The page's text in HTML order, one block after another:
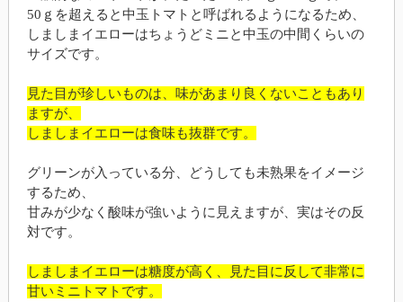
50ｇを超えると中玉トマトと呼ばれるようになるため、
しましまイエローはちょうどミニと中玉の中間くらいの
サイズです。
見た目が珍しいものは、味があまり良くないこともあり
ますが、
しましまイエローは食味も抜群です。
グリーンが入っている分、どうしても未熟果をイメージ
するため、
甘みが少なく酸味が強いように見えますが、実はその反
対です。
しましまイエローは糖度が高く、見た目に反して非常に
甘いミニトマトです。